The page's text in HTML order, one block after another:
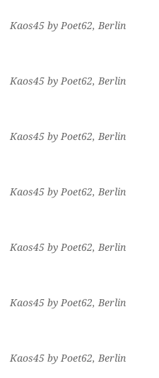
Kaos45 by Poet62, Berlin
Kaos45 by Poet62, Berlin
Kaos45 by Poet62, Berlin
Kaos45 by Poet62, Berlin
Kaos45 by Poet62, Berlin
Kaos45 by Poet62, Berlin
Kaos45 by Poet62, Berlin